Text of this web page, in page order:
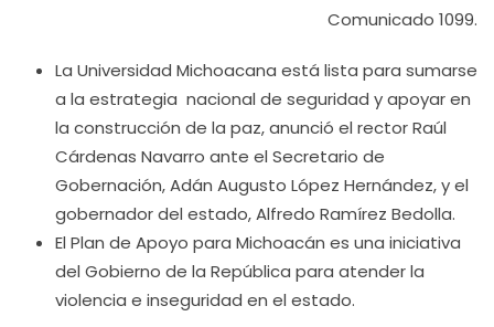
Comunicado 1099.
La Universidad Michoacana está lista para sumarse
a la estrategia nacional de seguridad y apoyar en
la construcción de la paz, anunció el rector Raúl
Cárdenas Navarro ante el Secretario de
Gobernación, Adán Augusto López Hernández, y el
gobernador del estado, Alfredo Ramírez Bedolla.
El Plan de Apoyo para Michoacán es una iniciativa
del Gobierno de la República para atender la
violencia e inseguridad en el estado.